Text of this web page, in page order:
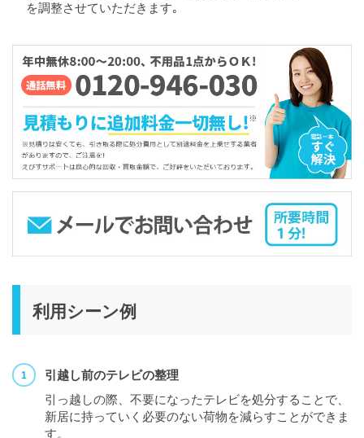
を調整させていただきます｡
利用シーン例
引越し前のテレビの整理
引っ越しの際、不要になったテレビを処分することで、
新居に持っていく必要のない荷物を減らすことができま
す。